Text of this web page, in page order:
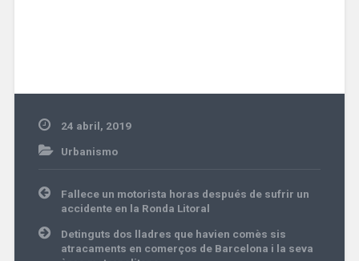
24 abril, 2019
Urbanismo
Navegación
de
entradas
Fallece un motorista horas después de sufrir un
accidente en la Ronda Litoral
Detinguts dos lladres que havien comès sis
atracaments en comerços de Barcelona i la seva